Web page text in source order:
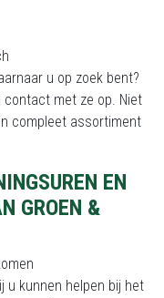
u op zoek bent?
contact met ze op. Niet
compleet assortiment
EN
GROEN &
u kunnen helpen bij het